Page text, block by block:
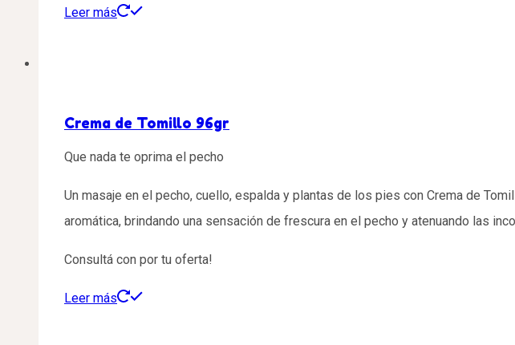
Leer más
Crema de Tomillo 96gr
Que nada te oprima el pecho
Un masaje en el pecho, cuello, espalda y plantas de los pies con Crema de
aromática, brindando una sensación de frescura en el pecho y atenuando las
Consultá con por tu oferta!
Leer más